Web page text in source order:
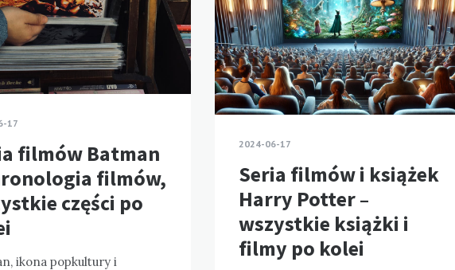
17
filmów Batman
filmów,
części po
ikona popkultury i
2024-06-17
Seria filmów i książek
Harry Potter –
wszystkie książki i
filmy po kolei